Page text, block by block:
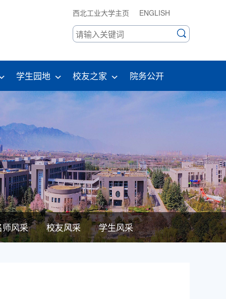
西北工业大学主页 ENGLISH
学生园地 校友之家 院务公开
师风采 校友风采 学生风采